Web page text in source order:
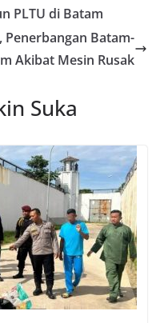
PLTU di Batam
Batam-
Akibat Mesin Rusak
Suka